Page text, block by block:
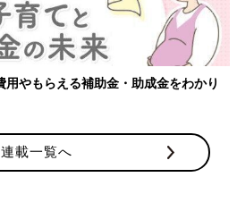
連載一覧へ